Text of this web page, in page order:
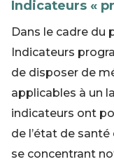
Indicateurs «
Dans le cadre du
Indicateurs
de disposer de
applicables à un
indicateurs ont
de l’état de
se concentrant